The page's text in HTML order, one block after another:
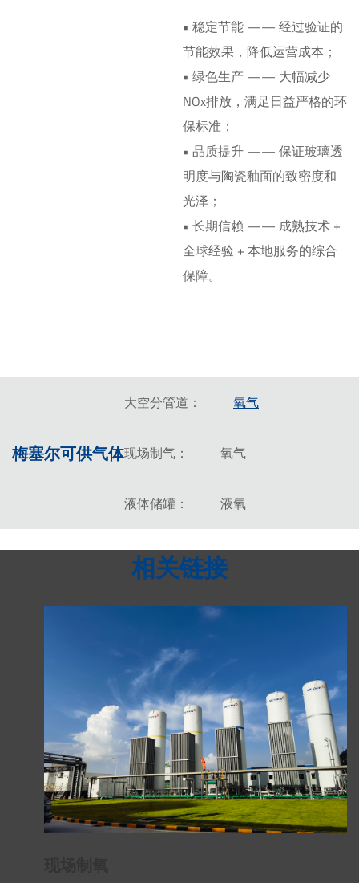
• 稳定节能 —— 经过验证的
节能效果，降低运营成本；
• 绿色生产 —— 大幅减少
NOx排放，满足日益严格的环
保标准；
• 品质提升 —— 保证玻璃透
明度与陶瓷釉面的致密度和
光泽；
• 长期信赖 —— 成熟技术 +
全球经验 + 本地服务的综合
保障。
梅塞尔可供气体
大空分管道： 氧气
现场制气： 氧气
液体储罐： 液氧
相关链接